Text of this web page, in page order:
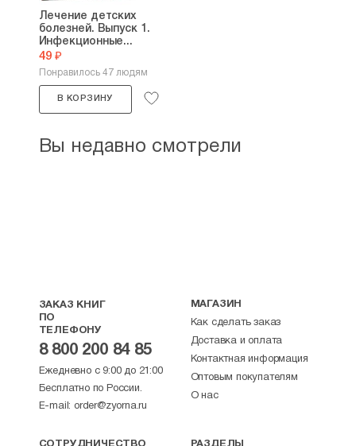
Лечение детских
болезней. Выпуск 1.
Инфекционные...
49 ₽
Понравилось 47 людям
В КОРЗИНУ
Вы недавно смотрели
ЗАКАЗ КНИГ
ПО
ТЕЛЕФОНУ
8 800 200 84 85
Ежедневно с 9:00 до 21:00
Бесплатно по России.
E-mail: order@zyorna.ru
МАГАЗИН
Как сделать заказ
Доставка и оплата
Контактная информация
Оптовым покупателям
О нас